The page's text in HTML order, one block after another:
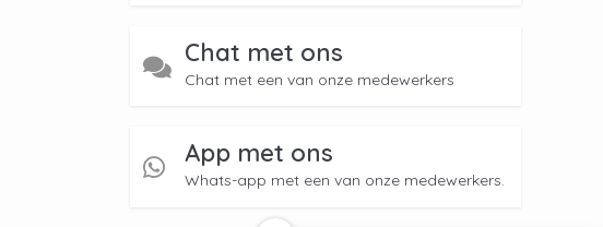
Chat met ons
Chat met een van onze medewerkers
App met ons
Whats-app met een van onze medewerkers.